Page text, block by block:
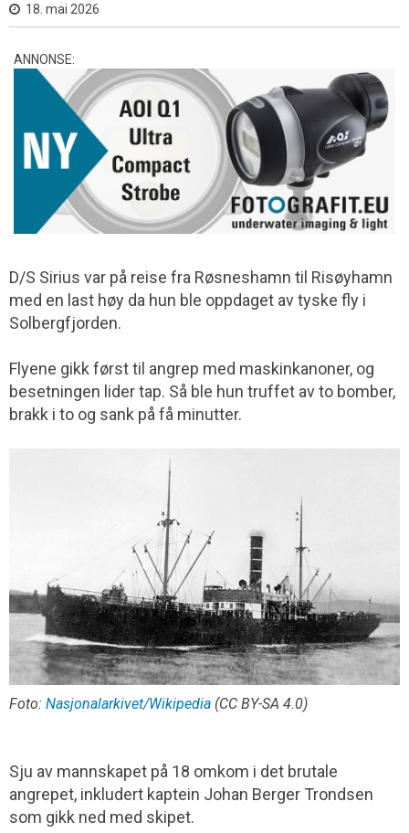
18. mai 2026
ANNONSE:
D/S Sirius var på reise fra Røsneshamn til Risøyhamn
med en last høy da hun ble oppdaget av tyske fly i
Solbergfjorden.
Flyene gikk først til angrep med maskinkanoner, og
besetningen lider tap. Så ble hun truffet av to bomber,
brakk i to og sank på få minutter.
Foto: Nasjonalarkivet/Wikipedia (CC BY-SA 4.0)
Sju av mannskapet på 18 omkom i det brutale
angrepet, inkludert kaptein Johan Berger Trondsen
som gikk ned med skipet.